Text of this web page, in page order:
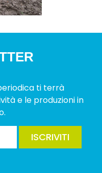
ti terrà
e le produzioni in
ISCRIVITI